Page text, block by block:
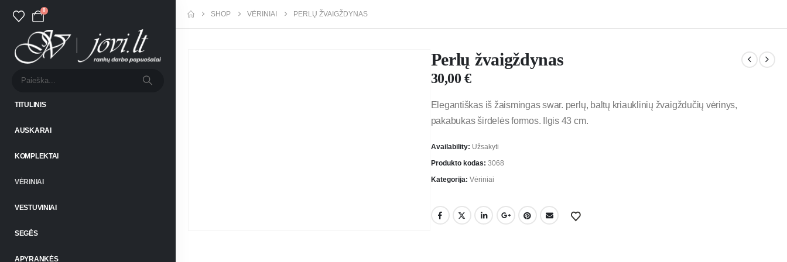
0
TITULINIS
AUSKARAI
KOMPLEKTAI
VĖRINIAI
VESTUVINIAI
SEGĖS
APYRANKĖS
SHOP VĖRINIAI PERLŲ ŽVAIGŽDYNAS
Perlų žvaigždynas
30,00 €
Elegantiškas iš žaismingas swar. perlų, baltų kriauklinių žvaigždučių vėrinys,
pakabukas širdelės formos. Ilgis 43 cm.
Availability: Užsakyti
Produkto kodas: 3068
Kategorija: Vėriniai